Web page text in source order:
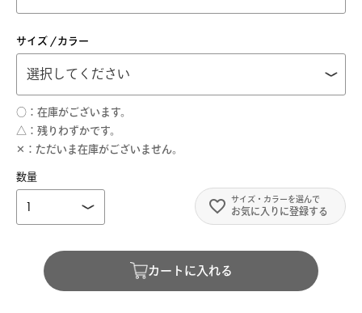
サイズ カラー
○
在庫がございます。
△
残りわずかです。
✕
ただいま在庫がございません。
お気に入りに登録する
カートに入れる